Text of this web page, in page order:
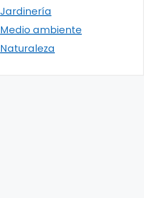
Jardinería
Medio ambiente
Naturaleza